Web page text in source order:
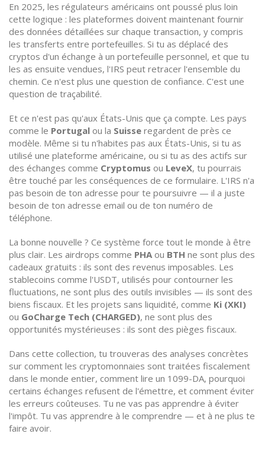
En 2025, les régulateurs américains ont poussé plus loin
cette logique : les plateformes doivent maintenant fournir
des données détaillées sur chaque transaction, y compris
les transferts entre portefeuilles. Si tu as déplacé des
cryptos d'un échange à un portefeuille personnel, et que tu
les as ensuite vendues, l'IRS peut retracer l'ensemble du
chemin. Ce n'est plus une question de confiance. C'est une
question de traçabilité.
Et ce n'est pas qu'aux États-Unis que ça compte. Les pays
comme le Portugal ou la Suisse regardent de près ce
modèle. Même si tu n'habites pas aux États-Unis, si tu as
utilisé une plateforme américaine, ou si tu as des actifs sur
des échanges comme Cryptomus ou LeveX, tu pourrais
être touché par les conséquences de ce formulaire. L'IRS n'a
pas besoin de ton adresse pour te poursuivre — il a juste
besoin de ton adresse email ou de ton numéro de
téléphone.
La bonne nouvelle ? Ce système force tout le monde à être
plus clair. Les airdrops comme PHA ou BTH ne sont plus des
cadeaux gratuits : ils sont des revenus imposables. Les
stablecoins comme l'USDT, utilisés pour contourner les
fluctuations, ne sont plus des outils invisibles — ils sont des
biens fiscaux. Et les projets sans liquidité, comme Ki (XKI)
ou GoCharge Tech (CHARGED), ne sont plus des
opportunités mystérieuses : ils sont des pièges fiscaux.
Dans cette collection, tu trouveras des analyses concrètes
sur comment les cryptomonnaies sont traitées fiscalement
dans le monde entier, comment lire un 1099-DA, pourquoi
certains échanges refusent de l'émettre, et comment éviter
les erreurs coûteuses. Tu ne vas pas apprendre à éviter
l'impôt. Tu vas apprendre à le comprendre — et à ne plus te
faire avoir.